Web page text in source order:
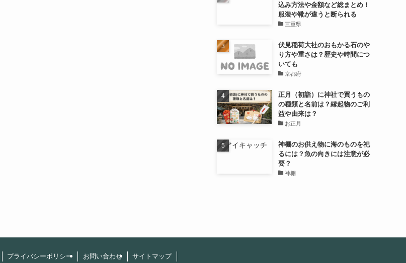
込み方法や金額など総まとめ！
服装や靴が違うと断られる
三重県
伏見稲荷大社のおもかる石のや
り方や重さは？歴史や時間につ
いても
京都府
正月（初詣）に神社で買うもの
の種類と名前は？縁起物のご利
益や由来は？
お正月
神棚のお供え物に海のものを祀
るには？魚の向きには注意が必
要？
神棚
プライバシーポリシー お問い合わせ サイトマップ